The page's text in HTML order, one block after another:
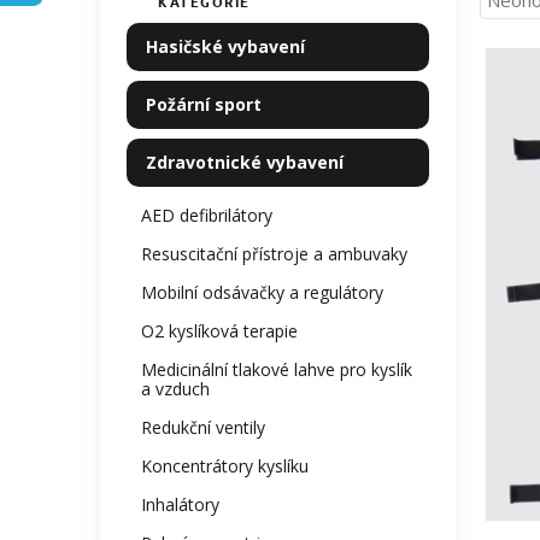
Přeskočit
kategorie
Hasičské vybavení
Požární sport
Zdravotnické vybavení
AED defibrilátory
Resuscitační přístroje a ambuvaky
Mobilní odsávačky a regulátory
O2 kyslíková terapie
Medicinální tlakové lahve pro kyslík
a vzduch
Redukční ventily
Koncentrátory kyslíku
Inhalátory